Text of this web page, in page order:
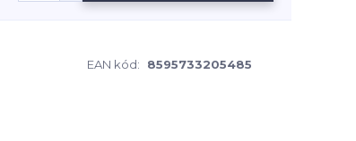
EAN kód: 8595733205485